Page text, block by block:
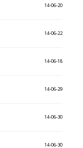
14-06-20
14-06-22
14-06-18
14-06-29
14-06-30
14-06-30